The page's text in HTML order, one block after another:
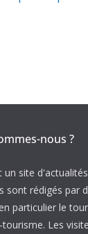
nous ?
un site
sont rédigés par
particulier le
Les